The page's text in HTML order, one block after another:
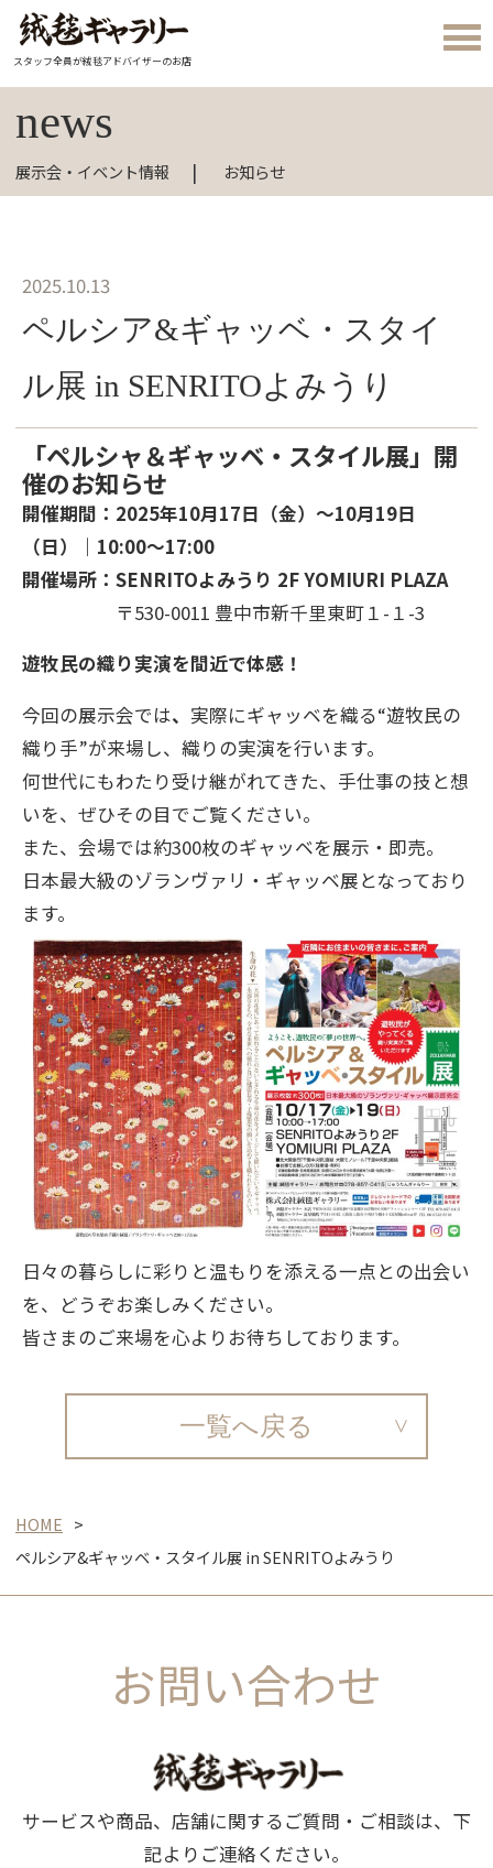
スタッフ全員が絨毯アドバイザーのお店
news
展示会・イベント情報 お知らせ
2025.10.13
ペルシア&ギャッベ・スタイ
ル展 in SENRITOよみうり
「ペルシャ＆ギャッベ・スタイル展」開
催のお知らせ
開催期間：2025年10月17日（金）～10月19日
（日）｜10:00～17:00
開催場所：SENRITOよみうり 2F YOMIURI PLAZA
〒530-0011 豊中市新千里東町１-１-3
遊牧民の織り実演を間近で体感！
今回の展示会では、 実際にギャッベを織る“遊牧民の
織り手”が来場し、織りの実演を行います。
何世代にもわたり受け継がれてきた、手仕事の技と想
いを、ぜひその目でご覧ください。
また、会場では約300枚のギャッベを展示・即売。
日本最大級のゾランヴァリ・ギャッベ展となっており
ます。
日々の暮らしに彩りと温もりを添える一点との出会い
を、どうぞお楽しみください。
皆さまのご来場を心よりお待ちしております。
一覧へ戻る
HOME
ペルシア&ギャッベ・スタイル展 in SENRITOよみうり
お問い合わせ
サービスや商品、店舗に関するご質問・ご相談は、下
記よりご連絡ください。